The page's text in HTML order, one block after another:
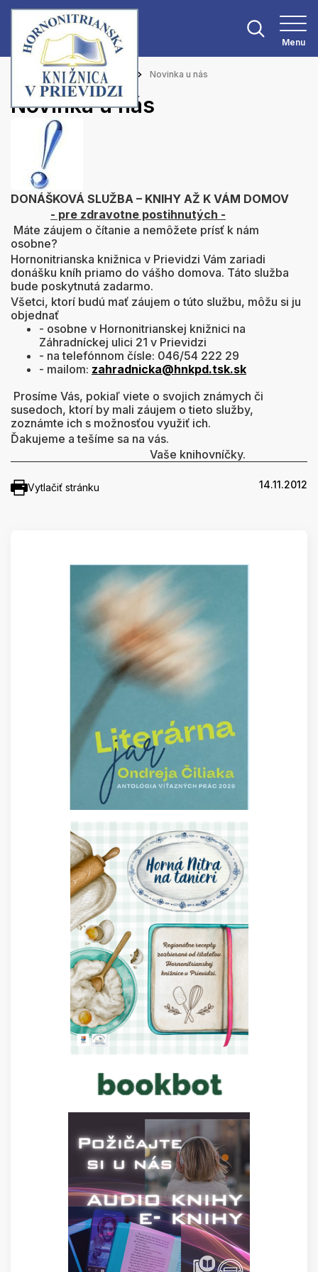
Menu
Hlavná stránka Aktuality Novinka u nás
Novinka u nás
DONÁŠKOVÁ SLUŽBA – KNIHY AŽ K VÁM DOMOV
- pre zdravotne postihnutých -
Máte záujem o čítanie a nemôžete prísť k nám
osobne?
Hornonitrianska knižnica v Prievidzi Vám zariadi
donášku kníh priamo do vášho domova. Táto služba
bude poskytnutá zadarmo.
Všetci, ktorí budú mať záujem o túto službu, môžu si ju
objednať
- osobne v Hornonitrianskej knižnici na
Záhradníckej ulici 21 v Prievidzi
- na telefónnom čísle: 046/54 222 29
- mailom: zahradnicka@hnkpd.tsk.sk
Prosíme Vás, pokiaľ viete o svojich známych či
susedoch, ktorí by mali záujem o tieto služby,
zoznámte ich s možnosťou využiť ich.
Ďakujeme a tešíme sa na vás.
Vaše knihovníčky.
Vytlačiť stránku 14.11.2012